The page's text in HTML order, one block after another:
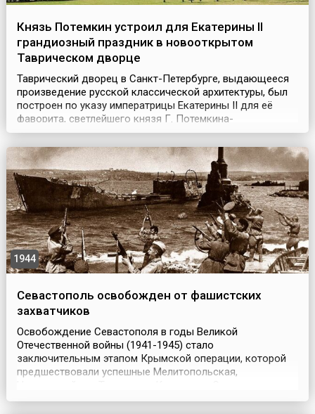
Князь Потемкин устроил для Екатерины II
грандиозный праздник в новооткрытом
Таврическом дворце
Таврический дворец в Санкт-Петербурге, выдающееся
произведение русской классической архитектуры, был
построен по указу императрицы Екатерины II для её
фаворита, светлейшего князя Г. Потемкина-
Таврического, как дань признания его блестящего
полководческого и административного таланта. После
взятия русскими войсками турецкой крепости Измаил,
дворец был подарен ему Екатериной II за заслуги в
участии ...
1944
Севастополь освобожден от фашистских
захватчиков
Освобождение Севастополя в годы Великой
Отечественной войны (1941-1945) стало
заключительным этапом Крымской операции, которой
предшествовали успешные Мелитопольская,
операции, завершившиеся полной блокадой крымской